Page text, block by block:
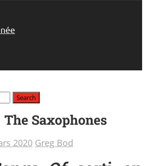
Saxophones
2020 Greg Bod